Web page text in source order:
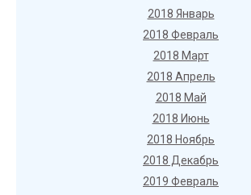
2018 Январь
2018 Февраль
2018 Март
2018 Апрель
2018 Май
2018 Июнь
2018 Ноябрь
2018 Декабрь
2019 Февраль